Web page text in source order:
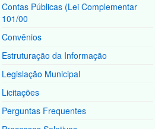
Contas Públicas (Lei Complementar
101/00
Convênios
Estruturação da Informação
Legislação Municipal
Licitações
Perguntas Frequentes